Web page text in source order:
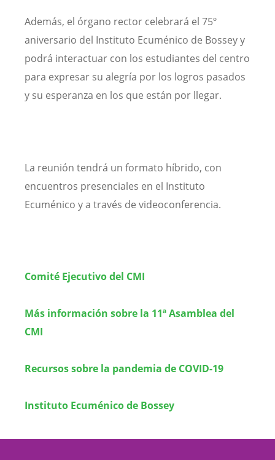
Además, el órgano rector celebrará el 75º
aniversario del Instituto Ecuménico de Bossey y
podrá interactuar con los estudiantes del centro
para expresar su alegría por los logros pasados
y su esperanza en los que están por llegar.
La reunión tendrá un formato híbrido, con
encuentros presenciales en el Instituto
Ecuménico y a través de videoconferencia.
Comité Ejecutivo del CMI
Más información sobre la 11ª Asamblea del
CMI
Recursos sobre la pandemia de COVID-19
Instituto Ecuménico de Bossey